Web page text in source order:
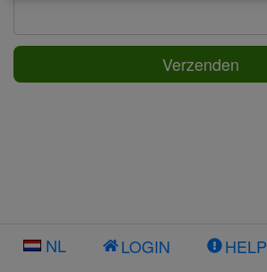
Verzenden
NL LOGIN HELP